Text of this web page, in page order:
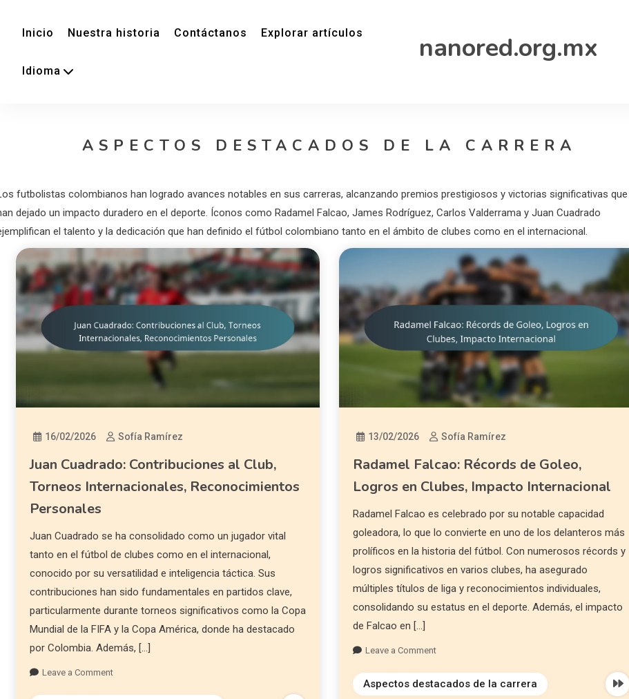
Inicio Nuestra historia Contáctanos Explorar artículos
Idioma
nanored.org.mx
ASPECTOS DESTACADOS DE LA CARRERA
futbolistas colombianos han logrado avances notables en sus carreras, alcanzando premios prestigiosos y victorias significativas que
dejado un impacto duradero en el deporte. Íconos como Radamel Falcao, James Rodríguez, Carlos Valderrama y Juan Cuadrado
el talento y la dedicación que han definido el fútbol colombiano tanto en el ámbito de clubes como en el internacional.
16/02/2026 Sofía Ramírez
Juan Cuadrado: Contribuciones al Club,
Torneos Internacionales, Reconocimientos
Personales
Juan Cuadrado se ha consolidado como un jugador vital
tanto en el fútbol de clubes como en el internacional,
conocido por su versatilidad e inteligencia táctica. Sus
contribuciones han sido fundamentales en partidos clave,
particularmente durante torneos significativos como la Copa
Mundial de la FIFA y la Copa América, donde ha destacado
por Colombia. Además, […]
Leave a Comment
13/02/2026 Sofía Ramírez
Radamel Falcao: Récords de Goleo,
Logros en Clubes, Impacto Internacional
Radamel Falcao es celebrado por su notable capacidad
goleadora, lo que lo convierte en uno de los delanteros más
prolíficos en la historia del fútbol. Con numerosos récords y
logros significativos en varios clubes, ha asegurado
múltiples títulos de liga y reconocimientos individuales,
consolidando su estatus en el deporte. Además, el impacto
de Falcao en […]
Leave a Comment
Aspectos destacados de la carrera